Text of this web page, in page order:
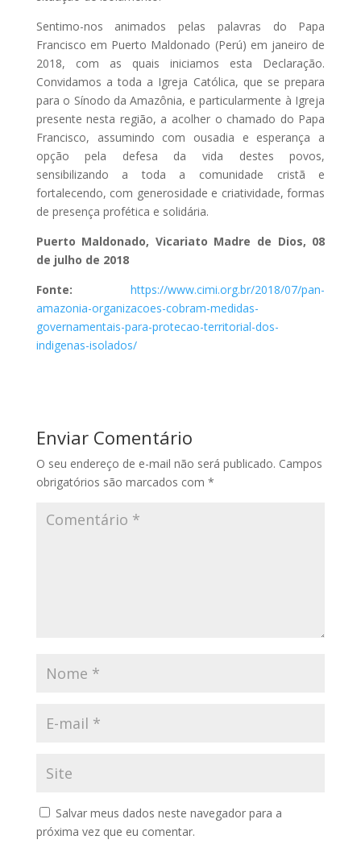
Sentimo-nos animados pelas palavras do Papa
Francisco em Puerto Maldonado (Perú) em janeiro de
2018, com as quais iniciamos esta Declaração.
Convidamos a toda a Igreja Católica, que se prepara
para o Sínodo da Amazônia, e particularmente à Igreja
presente nesta região, a acolher o chamado do Papa
Francisco, assumindo com ousadia e esperança a
opção pela defesa da vida destes povos,
sensibilizando a toda a comunidade cristã e
fortalecendo, com generosidade e criatividade, formas
de presença profética e solidária.
Puerto Maldonado, Vicariato Madre de Dios, 08
de julho de 2018
Fonte:https://www.cimi.org.br/2018/07/pan-
amazonia-organizacoes-cobram-medidas-
governamentais-para-protecao-territorial-dos-
indigenas-isolados/
Enviar Comentário
O seu endereço de e-mail não será publicado. Campos
obrigatórios são marcados com *
Salvar meus dados neste navegador para a
próxima vez que eu comentar.